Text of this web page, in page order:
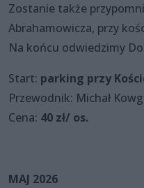
Zostanie także
Abrahamowicza, przy
Na końcu odwiedzimy
Start: parking przy
Przewodnik: Michał
Cena: 40 zł/ os.
MAJ 2026